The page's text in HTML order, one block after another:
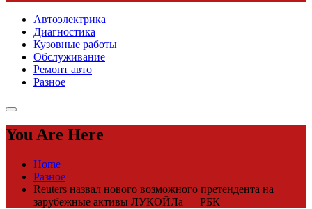
Автоэлектрика
Диагностика
Кузовные работы
Обслуживание
Ремонт авто
Разное
You Are Here
Home
Разное
Reuters назвал нового возможного претендента на
зарубежные активы ЛУКОЙЛа — РБК